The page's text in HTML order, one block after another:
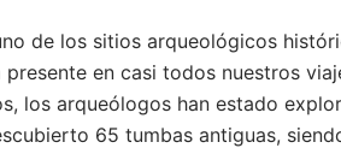
de los sitios arqueológicos
en casi todos nuestros
los arqueólogos han estado
65 tumbas antiguas,